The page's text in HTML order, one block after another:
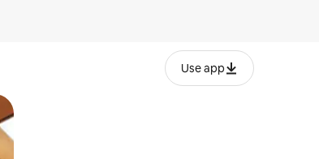
Use app